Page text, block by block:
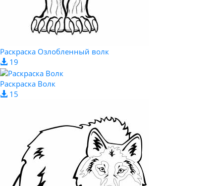
Раскраска Озлобленный волк
19
Раскраска Волк
15